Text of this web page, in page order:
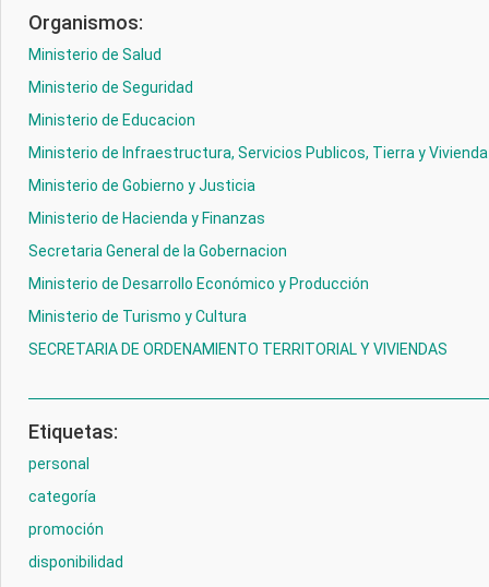
Organismos:
Ministerio de Salud
Ministerio de Seguridad
Ministerio de Educacion
Ministerio de Infraestructura, Servicios Publicos, Tierra y Vivienda
Ministerio de Gobierno y Justicia
Ministerio de Hacienda y Finanzas
Secretaria General de la Gobernacion
Ministerio de Desarrollo Económico y Producción
Ministerio de Turismo y Cultura
SECRETARIA DE ORDENAMIENTO TERRITORIAL Y VIVIENDAS
Etiquetas:
personal
categoría
promoción
disponibilidad